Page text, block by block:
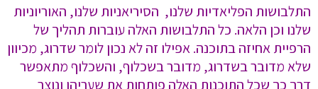
התלבושות הפליאדיות שלנו, הסיריאניות שלנו, האוריוניות
שלנו וכן הלאה. כל התלבושות האלה עוברות תהליך של
הרפיית אחיזה בתוכנה. אפילו זה לא נכון לומר שדרוג, מכיוון
שלא מדובר בשדרוג, מדובר בשכלוף, והשכלוף מתאפשר
דרך כך שכל התוכנות האלה פותחות את שעריהן ונוצר